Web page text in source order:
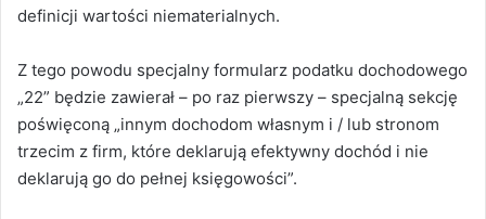
definicji wartości niematerialnych.
Z tego powodu specjalny formularz podatku dochodowego
„22” będzie zawierał – po raz pierwszy – specjalną sekcję
poświęconą „innym dochodom własnym i / lub stronom
trzecim z firm, które deklarują efektywny dochód i nie
deklarują go do pełnej księgowości”.